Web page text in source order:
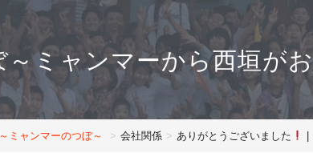
～ミャンマーから西垣が
ミャンマーのつぼ～ 会社関係 ありがとうございました